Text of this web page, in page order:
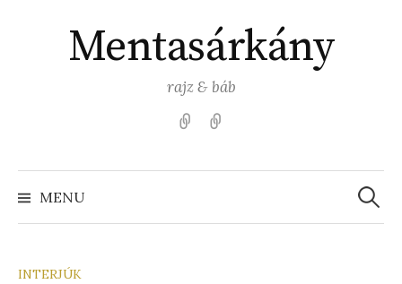
contentMentasárkány
rajz & báb
Kezdőlap
MENU
Search
for:
INTERJÚK